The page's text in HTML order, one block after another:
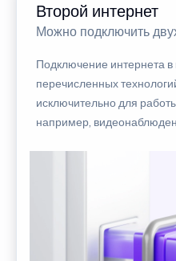
Второй интернет
Можно подключить
Подключение интернета
перечисленных
исключительно для
например,